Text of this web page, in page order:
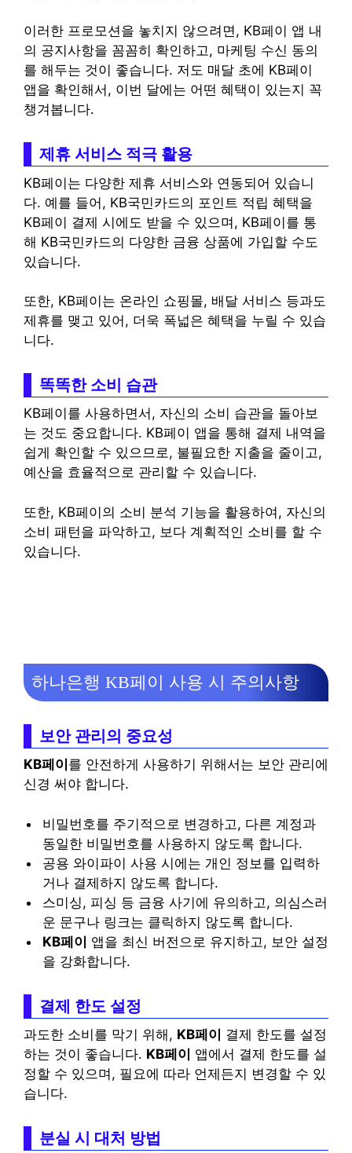
이러한 프로모션을 놓치지 않으려면, KB페이 앱 내
의 공지사항을 꼼꼼히 확인하고, 마케팅 수신 동의
를 해두는 것이 좋습니다. 저도 매달 초에 KB페이
앱을 확인해서, 이번 달에는 어떤 혜택이 있는지 꼭
챙겨봅니다.
제휴 서비스 적극 활용
KB페이는 다양한 제휴 서비스와 연동되어 있습니
다. 예를 들어, KB국민카드의 포인트 적립 혜택을
KB페이 결제 시에도 받을 수 있으며, KB페이를 통
해 KB국민카드의 다양한 금융 상품에 가입할 수도
있습니다.
또한, KB페이는 온라인 쇼핑몰, 배달 서비스 등과도
제휴를 맺고 있어, 더욱 폭넓은 혜택을 누릴 수 있습
니다.
똑똑한 소비 습관
KB페이를 사용하면서, 자신의 소비 습관을 돌아보
는 것도 중요합니다. KB페이 앱을 통해 결제 내역을
쉽게 확인할 수 있으므로, 불필요한 지출을 줄이고,
예산을 효율적으로 관리할 수 있습니다.
또한, KB페이의 소비 분석 기능을 활용하여, 자신의
소비 패턴을 파악하고, 보다 계획적인 소비를 할 수
있습니다.
하나은행 KB페이 사용 시 주의사항
보안 관리의 중요성
KB페이 를 안전하게 사용하기 위해서는 보안 관리에
신경 써야 합니다.
비밀번호를 주기적으로 변경하고, 다른 계정과
동일한 비밀번호를 사용하지 않도록 합니다.
공용 와이파이 사용 시에는 개인 정보를 입력하
거나 결제하지 않도록 합니다.
스미싱, 피싱 등 금융 사기에 유의하고, 의심스러
운 문구나 링크는 클릭하지 않도록 합니다.
KB페이 앱을 최신 버전으로 유지하고, 보안 설정
을 강화합니다.
결제 한도 설정
과도한 소비를 막기 위해, KB페이
결제 한도를 설정
하는 것이 좋습니다. KB페이
앱에서 결제 한도를 설
정할 수 있으며, 필요에 따라 언제든지 변경할 수 있
습니다.
분실 시 대처 방법